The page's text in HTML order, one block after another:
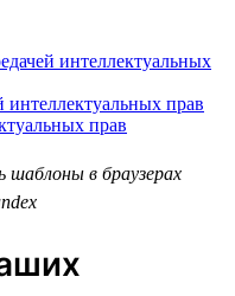
интеллектуальных
интеллектуальных прав
прав
шаблоны в браузерах